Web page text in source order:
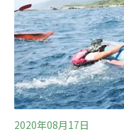
的流失。阿美族的家
式，陳豪毅想嘗試後
的老人家。幸運的是
幾間僅存的百年家屋
家屋的結構，逐漸摸
全由植物組成，包括
等。蓋一間家屋需要
足
2020年08月17日